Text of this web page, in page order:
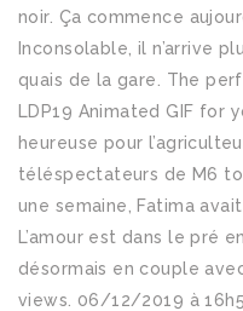
noir. Ça commence
Inconsolable, il n’arrive
quais de la gare. The
LDP19 Animated GIF for
heureuse pour
téléspectateurs de M6
une semaine, Fatima
L’amour est dans le pré
désormais en couple
views. 06/12/2019 à